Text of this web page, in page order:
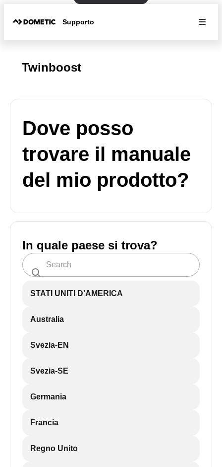
Supporto
Twinboost
Dove posso
trovare il manuale
del mio prodotto?
In quale paese si trova?
STATI UNITI D'AMERICA
Australia
Svezia-EN
Svezia-SE
Germania
Francia
Regno Unito